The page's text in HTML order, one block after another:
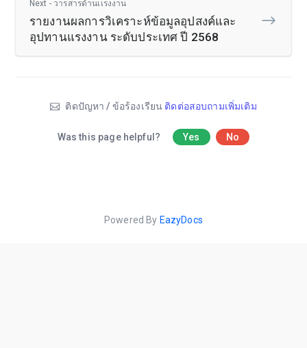
Next - วารสารด้านเเรงงาน
รายงานผลการวิเคราะห์ข้อมูลอุปสงค์และ
อุปทานแรงงาน ระดับประเทศ ปี 2568
ติดปัญหา / ข้อร้องเรียน ติดต่อสอบถามเพิ่มเติม
Was this page helpful? Yes No
Powered By EazyDocs